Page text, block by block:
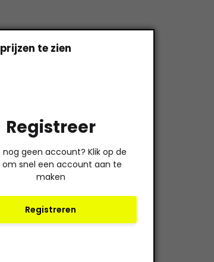
te zien
Registreer
nog geen account? Klik op de
om snel een account aan te
maken
Registreren